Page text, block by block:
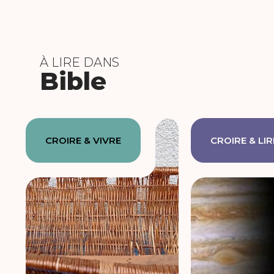
À LIRE DANS
Bible
CROIRE & VIVRE CROIRE &